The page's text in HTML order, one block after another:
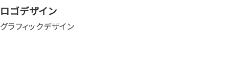
ロゴデザイン
グラフィックデザイン